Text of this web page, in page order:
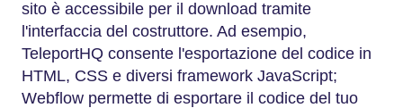
sito è accessibile per il download tramite
l'interfaccia del costruttore. Ad esempio,
TeleportHQ consente l'esportazione del codice in
HTML, CSS e diversi framework JavaScript;
Webflow permette di esportare il codice del tuo